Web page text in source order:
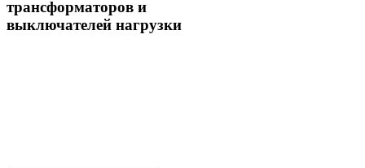
трансформаторов и
выключателей нагрузки